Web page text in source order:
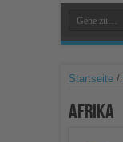
Startseite/
Afrika